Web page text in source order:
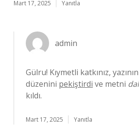
Mart 17, 2025 Yanıtla
admin
Gülru! Kıymetli katkınız,
düzenini pekiştirdi ve metni
kıldı.
Mart 17, 2025 Yanıtla